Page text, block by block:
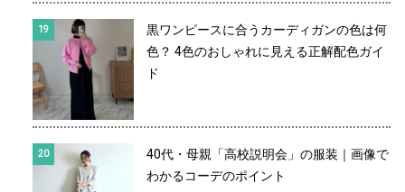
黒ワンピースに合うカーディガンの色は何
色？ 4色のおしゃれに見える正解配色ガイ
ド
40代・母親「高校説明会」の服装｜画像で
わかるコーデのポイント